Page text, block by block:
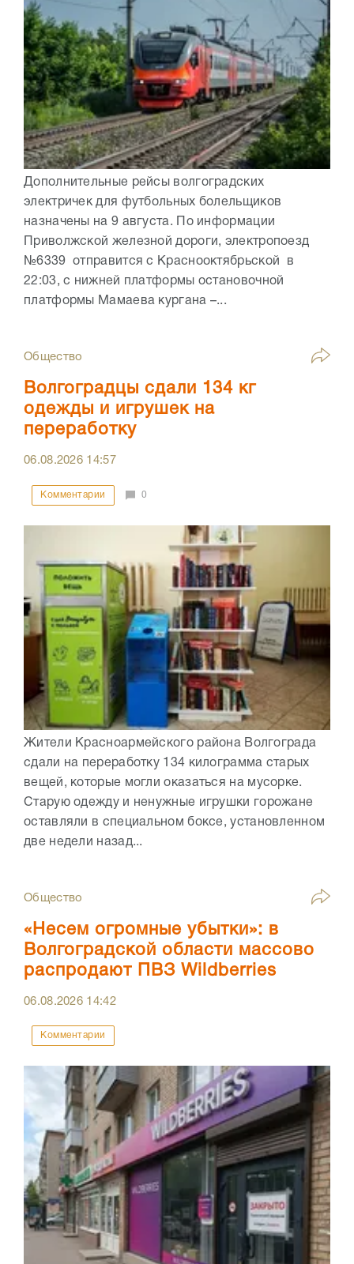
Дополнительные рейсы волгоградских
электричек для футбольных болельщиков
назначены на 9 августа. По информации
Приволжской железной дороги, электропоезд
№6339 отправится с Краснооктябрьской в
22:03, с нижней платформы остановочной
платформы Мамаева кургана –...
Общество
Волгоградцы сдали 134 кг
одежды и игрушек на
переработку
06.08.2026 14:57
Комментарии 0
Жители Красноармейского района Волгограда
сдали на переработку 134 килограмма старых
вещей, которые могли оказаться на мусорке.
Старую одежду и ненужные игрушки горожане
оставляли в специальном боксе, установленном
две недели назад...
Общество
«Несем огромные убытки»: в
Волгоградской области массово
распродают ПВЗ Wildberries
06.08.2026 14:42
Комментарии